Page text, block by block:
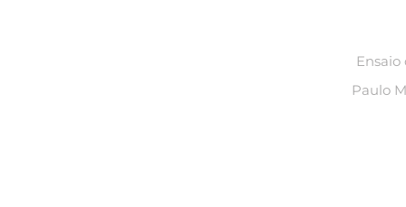
Ensaio
Paulo